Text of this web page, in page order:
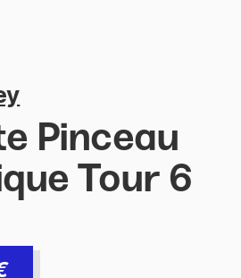
Pinceau
Tour 6